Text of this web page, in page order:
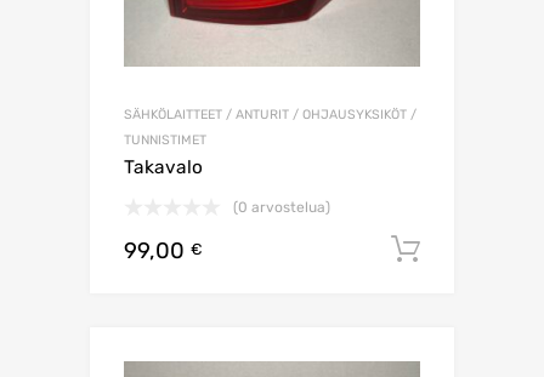
SÄHKÖLAITTEET / ANTURIT / OHJAUSYKSIKÖT /
TUNNISTIMET
Takavalo
(0 arvostelua)
99,00 €